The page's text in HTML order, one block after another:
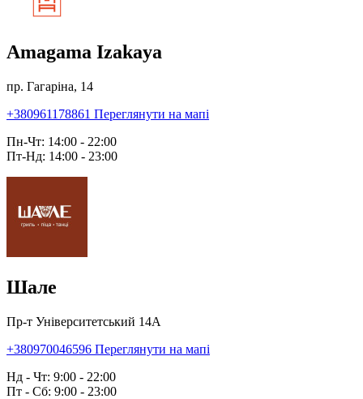
Amagama Izakaya
пр. Гагаріна, 14
+380961178861 Переглянути на мапі
Пн-Чт: 14:00 - 22:00
Пт-Нд: 14:00 - 23:00
Шале
Пр-т Університетський 14А
+380970046596 Переглянути на мапі
Нд - Чт: 9:00 - 22:00
Пт - Сб: 9:00 - 23:00